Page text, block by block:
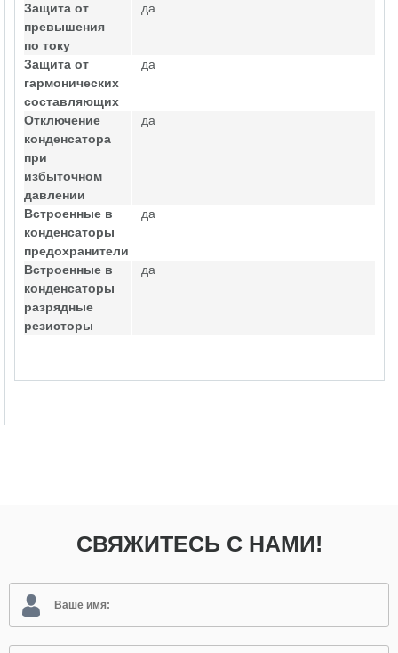
Защита от
превышения
по току
да
Защита от
гармонических
составляющих
да
Отключение
конденсатора
при
избыточном
давлении
да
Встроенные в
конденсаторы
предохранители
да
Встроенные в
конденсаторы
разрядные
резисторы
да
СВЯЖИТЕСЬ С НАМИ!